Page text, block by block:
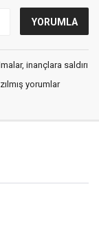
inançlara saldırı
yorumlar